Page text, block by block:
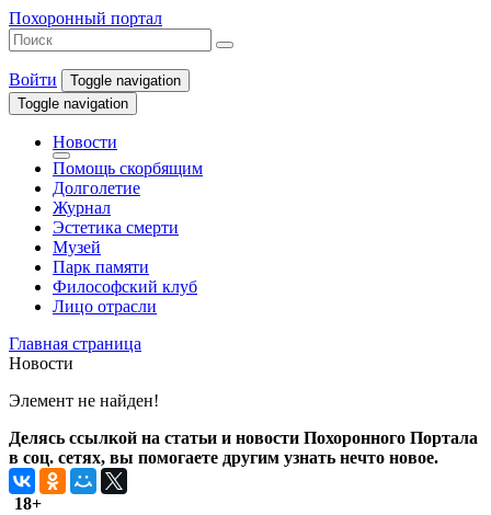
Похоронный портал
Войти
Toggle navigation
Toggle navigation
Новости
Помощь скорбящим
Долголетие
Журнал
Эстетика смерти
Музей
Парк памяти
Философский клуб
Лицо отрасли
Главная страница
Новости
Элемент не найден!
Делясь ссылкой на статьи и новости Похоронного Портала
в соц. сетях, вы помогаете другим узнать нечто новое.
18+